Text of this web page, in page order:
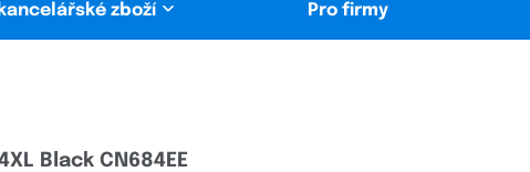
zboží Pro firmy
Black CN684EE